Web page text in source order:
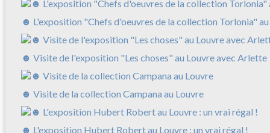
☻ L'exposition "Chefs d'oeuvres de la collection Torlonia"
☻ Visite de l'exposition "Les choses" au Louvre avec Arlette
☻ Visite de la collection Campana au Louvre
☻ L'exposition Hubert Robert au Louvre : un vrai régal !